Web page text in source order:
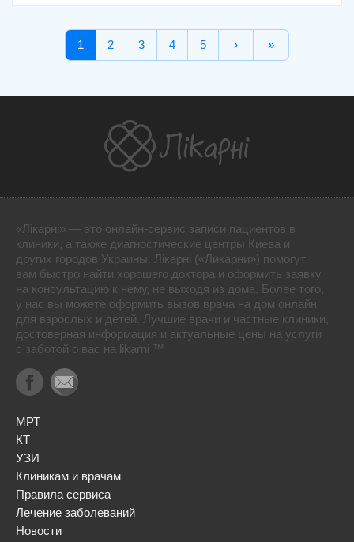
1 2 3 4 5 › »
«Лікарні» — это онлайн-сервис записи пациентов в
клиники, а также диагностические центры Киева и
других городов Украины. Лікарні («Ликарни») помогут
вам быстро найти хорошего доктора и оформить заявку
на консультацию к нему, не выходя из дома. Более того,
у нас вы можете оформить вызов врача на дом онлайн
для взрослых и детей. Лучшие врачи и частные клиники,
достоверная информация и актуальные цены на услуги
с заботой о вас на likarni ™
МРТ
КТ
УЗИ
Клиникам и врачам
Правила сервиса
Лечение заболеваний
Новости